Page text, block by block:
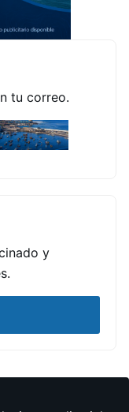
tu correo.
y